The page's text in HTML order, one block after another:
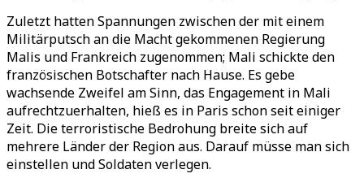
Zuletzt hatten Spannungen zwischen der mit einem
Militärputsch an die Macht gekommenen Regierung
Malis und Frankreich zugenommen; Mali schickte den
französischen Botschafter nach Hause. Es gebe
wachsende Zweifel am Sinn, das Engagement in Mali
aufrechtzuerhalten, hieß es in Paris schon seit einiger
Zeit. Die terroristische Bedrohung breite sich auf
mehrere Länder der Region aus. Darauf müsse man sich
einstellen und Soldaten verlegen.